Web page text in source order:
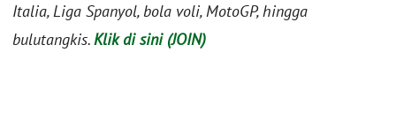
Italia, Liga Spanyol, bola voli, MotoGP, hingga
bulutangkis.Klik di sini (JOIN)